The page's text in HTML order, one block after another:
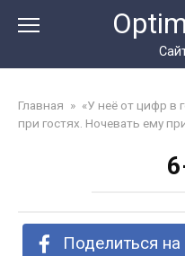
Главная » «У неё от цифр в
при гостях. Ночевать ему
Поделиться